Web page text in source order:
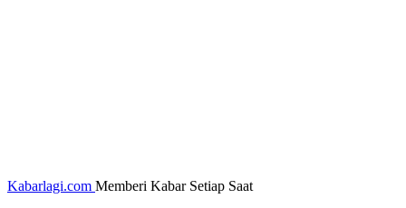
Kabarlagi.com Memberi Kabar Setiap Saat